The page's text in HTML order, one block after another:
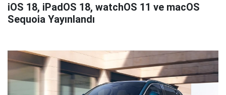
iOS 18, iPadOS 18, watchOS 11 ve macOS
Sequoia Yayınlandı